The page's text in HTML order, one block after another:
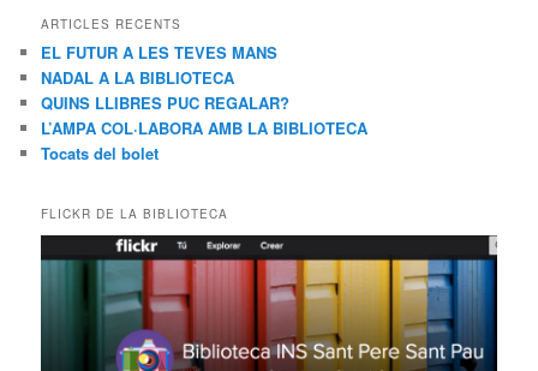
e
d
e
s
t
i
t
r
ARTICLES RECENTS
EL FUTUR A LES TEVES MANS
NADAL A LA BIBLIOTECA
QUINS LLIBRES PUC REGALAR?
L’AMPA COL·LABORA AMB LA BIBLIOTECA
Tocats del bolet
FLICKR DE LA BIBLIOTECA